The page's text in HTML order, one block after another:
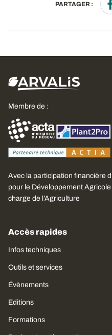
PARTAGER :
Membre de :
Avec la participation financière
pour le Développement
charge de l’Agriculture
Accès rapides
Infos techniques
Outils et services
Évènements
Editions
Formations